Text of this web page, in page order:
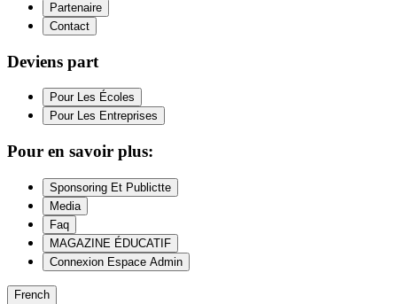
Partenaire
Contact
Deviens part
Pour Les Écoles
Pour Les Entreprises
Pour en savoir plus:
Sponsoring Et Publictte
Media
Faq
MAGAZINE ÉDUCATIF
Connexion Espace Admin
French